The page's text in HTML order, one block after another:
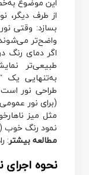
از طرف دیگر،
بسازد: وقتی
واضح‌تر
اگر دمای رنگ
طبیعی‌تر
به‌تنهایی یک
طراحی نور
(برای نور
مثل میز
نمود رنگ خوب (CRI بالا) به یک تعادل برسد.
مطالعه بیشتر:
نحوه